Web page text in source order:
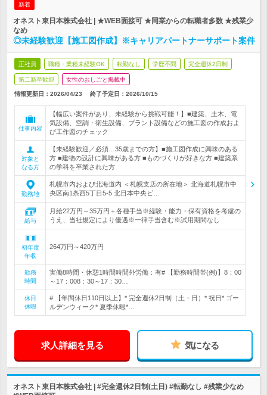
新着
オネスト東日本株式会社 | ★WEB面接可 ★同業からの転職者多数 ★残業少
なめ
◎未経験歓迎【施工図作成】※キャリアパートナーサポート案件
正社員 職種・業種未経験OK 転勤なし 学歴不問 完全週休2日制
第二新卒歓迎 女性のおしごと掲載中
情報更新日：2026/04/23 終了予定日： 2026/10/15
仕事内容
【幅広い案件があり、未経験から挑戦可能！】■建築、土木、電
気設備、空調・衛生設備、プラント設備などの施工図の作成およ
び工作図のチェック
対象と
なる方
【未経験歓迎／必須…35歳までの方】■施工図作成に興味のある
方 ■建物の設計に興味がある方 ■ものづくりが好きな方 ■建築系
の学科を卒業された方
勤務地
札幌市内および北海道内 ＜札幌支店の所在地＞ 北海道札幌市中
央区南1条西5丁目5-5 北日本中央ビ…
給与
月給22万円～35万円＋各種手当※経験・能力・保有資格を考慮の
うえ、当社規定により優遇※一律手当含む※試用期間なし
初年度
年収
264万円～420万円
勤務
時間
実働8時間・休憩1時間時間外労働：有# 【勤務時間帯(例)】8：00
～17：008：30～17：30…
休日
休暇
# 【年間休日110日以上】* 完全週休2日制（土・日）* 祝日* ゴー
ルデンウィーク* 夏季休暇*…
求人詳細を見る 気になる
オネスト東日本株式会社 | #完全週休2日制(土日) #転勤なし #残業少なめ